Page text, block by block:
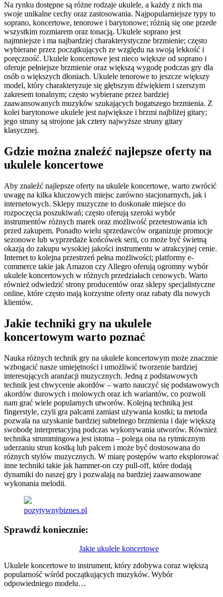
Na rynku dostępne są różne rodzaje ukulele, a każdy z nich ma
swoje unikalne cechy oraz zastosowania. Najpopularniejsze typy to
soprano, koncertowe, tenorowe i barytonowe; różnią się one przede
wszystkim rozmiarem oraz tonacją. Ukulele soprano jest
najmniejsze i ma najbardziej charakterystyczne brzmienie; często
wybierane przez początkujących ze względu na swoją lekkość i
poręczność. Ukulele koncertowe jest nieco większe od soprano i
oferuje pełniejsze brzmienie oraz większą wygodę podczas gry dla
osób o większych dłoniach. Ukulele tenorowe to jeszcze większy
model, który charakteryzuje się głębszym dźwiękiem i szerszym
zakresem tonalnym; często wybierane przez bardziej
zaawansowanych muzyków szukających bogatszego brzmienia. Z
kolei barytonowe ukulele jest największe i brzmi najbliżej gitary;
jego struny są strojone jak cztery najwyższe struny gitary
klasycznej.
Gdzie można znaleźć najlepsze oferty na
ukulele koncertowe
Aby znaleźć najlepsze oferty na ukulele koncertowe, warto zwrócić
uwagę na kilka kluczowych miejsc zarówno stacjonarnych, jak i
internetowych. Sklepy muzyczne to doskonałe miejsce do
rozpoczęcia poszukiwań; często oferują szeroki wybór
instrumentów różnych marek oraz możliwość przetestowania ich
przed zakupem. Ponadto wielu sprzedawców organizuje promocje
sezonowe lub wyprzedaże końcówek serii, co może być świetną
okazją do zakupu wysokiej jakości instrumentu w atrakcyjnej cenie.
Internet to kolejna przestrzeń pełna możliwości; platformy e-
commerce takie jak Amazon czy Allegro oferują ogromny wybór
ukulele koncertowych w różnych przedziałach cenowych. Warto
również odwiedzić strony producentów oraz sklepy specjalistyczne
online, które często mają korzystne oferty oraz rabaty dla nowych
klientów.
Jakie techniki gry na ukulele
koncertowym warto poznać
Nauka różnych technik gry na ukulele koncertowym może znacznie
wzbogacić nasze umiejętności i umożliwić tworzenie bardziej
interesujących aranżacji muzycznych. Jedną z podstawowych
technik jest chwycenie akordów – warto nauczyć się podstawowych
akordów durowych i molowych oraz ich wariantów, co pozwoli
nam grać wiele popularnych utworów. Kolejną techniką jest
fingerstyle, czyli gra palcami zamiast używania kostki; ta metoda
pozwala na uzyskanie bardziej subtelnego brzmienia i daje większą
swobodę interpretacyjną podczas wykonywania utworów. Również
technika strummingowa jest istotna – polega ona na rytmicznym
uderzaniu strun kostką lub palcem i może być dostosowana do
różnych stylów muzycznych. W miarę postępów warto eksplorować
inne techniki takie jak hammer-on czy pull-off, które dodają
dynamiki do naszej gry i pozwalają na bardziej zaawansowane
wykonania melodii.
pozytywnybiznes.pl
Sprawdź koniecznie:
Jakie ukulele koncertowe
Ukulele koncertowe to instrument, który zdobywa coraz większą
popularność wśród początkujących muzyków. Wybór
odpowiedniego modelu…
wpisu